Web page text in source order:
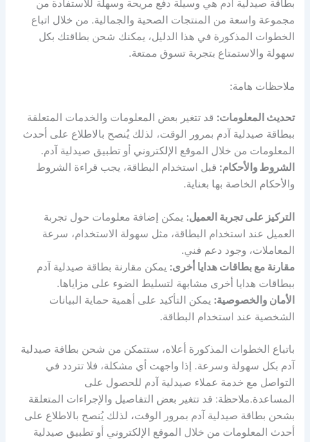
بطاقة صيدلية آدم هي وسيلة دفع مريحة وسهلة للاستفادة من
مجموعة واسعة من المنتجات الصحية والجمالية. من خلال اتباع
الخطوات المذكورة في هذا الدليل، يمكنك شحن بطاقتك بكل
سهولة والاستمتاع بتجربة تسوق ممتعة.
ملاحظات هامة:
تحديث المعلومات: قد تتغير بعض المعلومات والخدمات المتعلقة
ببطاقة صيدلية آدم بمرور الوقت، لذلك يُنصح بالاطلاع على أحدث
المعلومات من خلال الموقع الإلكتروني أو تطبيق صيدلية آدم.
الشروط والأحكام: قبل استخدام البطاقة، يجب قراءة الشروط
والأحكام الخاصة بها بعناية.
التركيز على تجربة العميل: يمكن إضافة معلومات حول تجربة
العميل عند استخدام البطاقة، مثل سهولة الاستخدام، سرعة
المعاملات، وجود دعم فني.
مقارنة مع بطاقات هدايا أخرى: يمكن مقارنة بطاقة صيدلية آدم
ببطاقات هدايا أخرى مشابهة لتسليط الضوء على مزاياها.
الأمان والخصوصية: يمكن التأكيد على أهمية حماية البيانات
الشخصية عند استخدام البطاقة.
باتباع الخطوات المذكورة أعلاه، ستتمكن من شحن بطاقة صيدلية
آدم بكل سهولة وسرعة. إذا واجهت أي مشكلة، فلا تتردد في
التواصل مع خدمة عملاء صيدلية آدم للحصول على
المساعدة.ملاحظة: قد تتغير بعض التفاصيل والإجراءات المتعلقة
بشحن بطاقة صيدلية آدم بمرور الوقت، لذلك يُنصح بالاطلاع على
أحدث المعلومات من خلال الموقع الإلكتروني أو تطبيق صيدلية